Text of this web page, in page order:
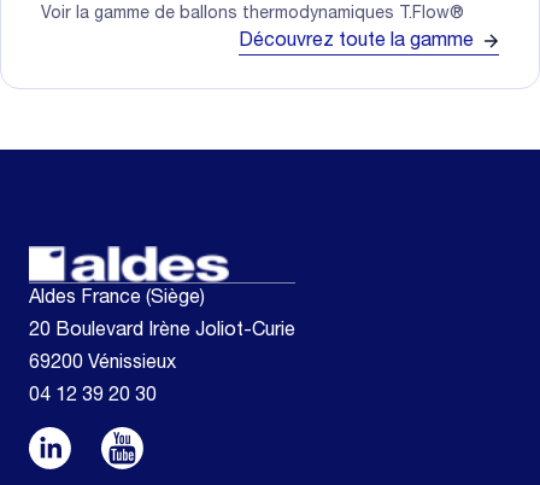
Voir la gamme de ballons thermodynamiques T.Flow®
Découvrez toute la gamme
Aldes France (Siège)
20 Boulevard Irène Joliot-Curie
69200 Vénissieux
04 12 39 20 30